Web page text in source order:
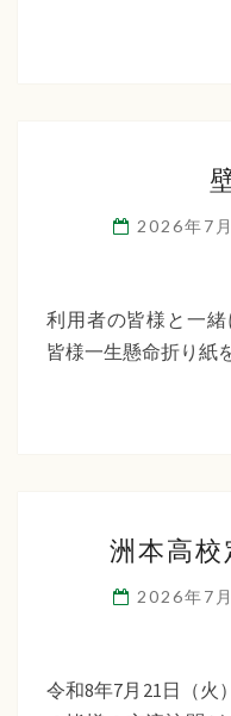
2026年7
利用者の皆様と一緒
皆様一生懸命折り紙
洲本高校
2026年7
令和8年7月21日（火